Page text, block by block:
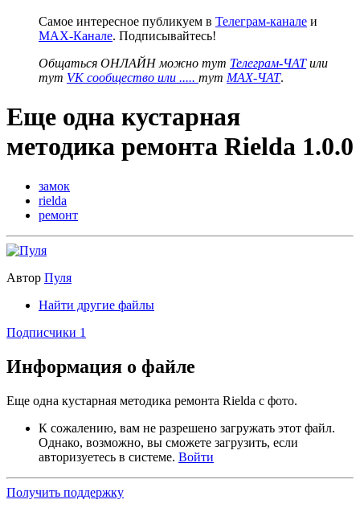
Самое интересное публикуем в Телеграм-канале и
MAX-Канале. Подписывайтесь!
Общаться ОНЛАЙН можно тут Телеграм-ЧАТили
тут VK сообщество или ..... тут MAX-ЧАТ.
Еще одна кустарная
методика ремонта Rielda 1.0.0
замок
rielda
ремонт
Автор Пуля
Найти другие файлы
Подписчики 1
Информация о файле
Еще одна кустарная методика ремонта Rielda с фото.
К сожалению, вам не разрешено загружать этот файл.
Однако, возможно, вы сможете загрузить, если
авторизуетесь в системе. Войти
Получить поддержку